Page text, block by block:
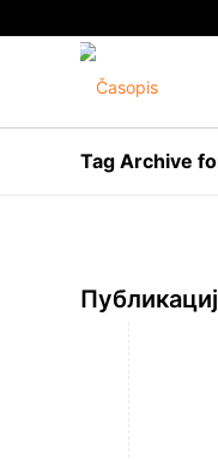
Tag Archive